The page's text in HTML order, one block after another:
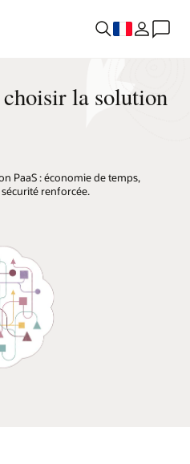
la solution
PaaS : économie de temps,
renforcée.